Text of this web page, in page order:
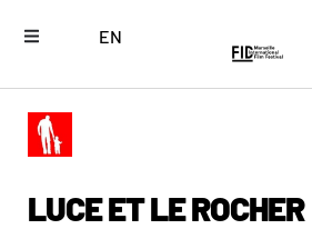
EN
LUCE ET LE ROCHER